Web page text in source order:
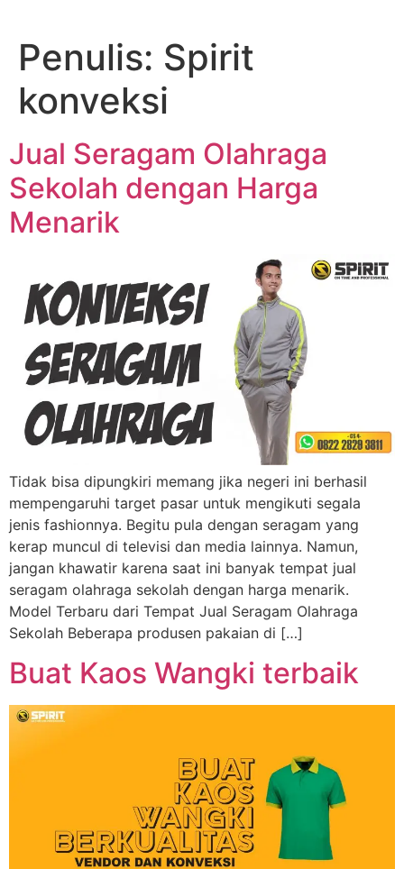
kontenPenulis: Spirit
konveksi
Jual Seragam Olahraga
Sekolah dengan Harga
Menarik
Tidak bisa dipungkiri memang jika negeri ini berhasil
mempengaruhi target pasar untuk mengikuti segala
jenis fashionnya. Begitu pula dengan seragam yang
kerap muncul di televisi dan media lainnya. Namun,
jangan khawatir karena saat ini banyak tempat jual
seragam olahraga sekolah dengan harga menarik.
Model Terbaru dari Tempat Jual Seragam Olahraga
Sekolah Beberapa produsen pakaian di […]
Buat Kaos Wangki terbaik